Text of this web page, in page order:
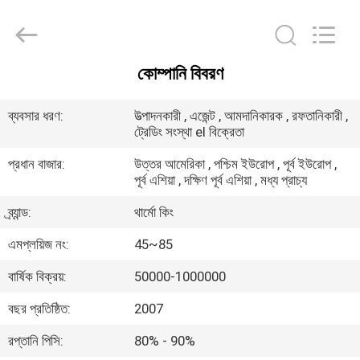
সম্বন্ধে
কারখানা
পরিদর্শন
গুণমান
INDUSTRY
কোম্পানি বিবরণ
ব্যবসার ধরণ:
উত্পাদনকারী , এজেন্ট , আমদানিকারক , রফতানিকারী ,
ট্রেডিং সংস্থা el বিক্রেতা
প্রধান বাজার:
উত্তর আমেরিকা , পশ্চিম ইউরোপ , পূর্ব ইউরোপ ,
পূর্ব এশিয়া , দক্ষিণ পূর্ব এশিয়া , মধ্য প্রাচ্য
ব্র্যান্ড:
থার্মো কিং
এমপ্লয়িজ নং:
45~85
বার্ষিক বিক্রয়:
50000-1000000
বছর প্রতিষ্ঠিত:
2007
রপ্তানি পিসি:
80% - 90%